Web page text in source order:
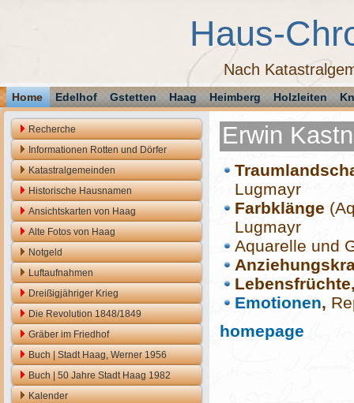
Haus-
Nach
Home Edelhof Gstetten Haag Heimberg Holzleiten
Recherche
Informationen Rotten und Dörfer
Katastralgemeinden
Historische Hausnamen
Ansichtskarten von Haag
Alte Fotos von Haag
Notgeld
Luftaufnahmen
Dreißigjähriger Krieg
Die Revolution 1848/1849
Gräber im Friedhof
Buch | Stadt Haag, Werner 1956
Buch | 50 Jahre Stadt Haag 1982
Kalender
Erwin
Lugmayr
Farbklänge
Lugmayr
Aquarelle und
Emotionen,
homepage